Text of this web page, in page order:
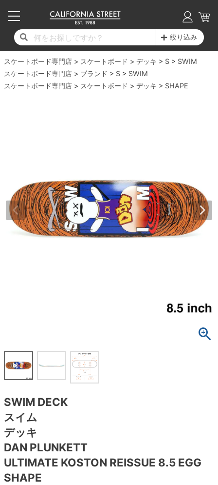
絞り込み
スケートボード専門店 スケートボード デッキ S
SWIM
スケートボード専門店
ブランド S
SWIM
スケートボード専門店
スケートボード デッキ SHAPE
SWIM DECK
スイム
デッキ
DAN PLUNKETT
ULTIMATE KOSTON REISSUE 8.5 EGG
SHAPE
17時までのご注文は当日発送！
11,000円以上で送料無料！
毎月1日はポイント5倍！10日と20日は3倍！
コンプリートセット（完成品）
17時までのご注文は当日発送！
11,000円以上で送料無料！
毎月1日はポイント5倍！10日と20日は3倍！
デッキ新着一覧
子供用デッキ
7.0inch以下
7.2inch
7.7inch
7.8inch
7.9inch
8.4inch
8.6inch
8.7inch
8.8inch
17時までのご注文は当日発送！
11,000円以上で送料無料！
毎月1日はポイント5倍！10日と20日は3倍！
トラック新着一覧
7.0inch以下
7.2inch
7.3inch
7.8inch
7.9inch
8.0inch
8.5inch
8.7inch
8.8inch
8.9inch
17時までのご注文は当日発送！
11,000円以上で送料無料！
毎月1日はポイント5倍！10日と20日は3倍！
ウィール新着一覧
50mm
51mm
52mm
56mm
57mm
58mm
64mm
70mm
72mm
75mm
ボーンズ XF（エックスフォーミュラ）
ボーンズ STF（エスティーエフ）
ベアリング
デッキテープ
ボルト
スケートケース・バッグ
17時までのご注文は当日発送！
11,000円以上で送料無料！
毎月1日はポイント5倍！10日と20日は3倍！
シューズ新着一覧
20cm
21cm
22cm
24cm
24.5cm
25cm
27.5cm
28.5cm
29cm
29.5cm
インソール
シューレース・その他
17時までのご注文は当日発送！
11,000円以上で送料無料！
毎月1日はポイント5倍！10日と20日は3倍！
Tシャツ
トレーナー・セーター
パンツ
ショーツ
ソックス
サイズの測り方
17時までのご注文は当日発送！
11,000円以上で送料無料！
毎月1日はポイント5倍！10日と20日は3倍！
最新ブログ一覧
17時までのご注文は当日発送！
11,000円以上で送料無料！
毎月1日はポイント5倍！10日と20日は3倍！
初心者の方へ
ブランド紹介
INFO
スケートパーク情報
17時までのご注文は当日発送！
11,000円以上で送料無料！
毎月1日はポイント5倍！10日と20日は3倍！
店舗情報
求人情報
プライバシーポリシー
特定商取引法に基づく表記